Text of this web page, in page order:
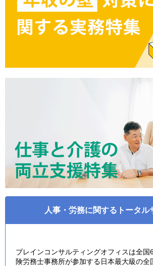
人事・労務に関するトータル
ブレインコンサルティングオフィスは全国
険労務士事務所が参加する日本最大級の全